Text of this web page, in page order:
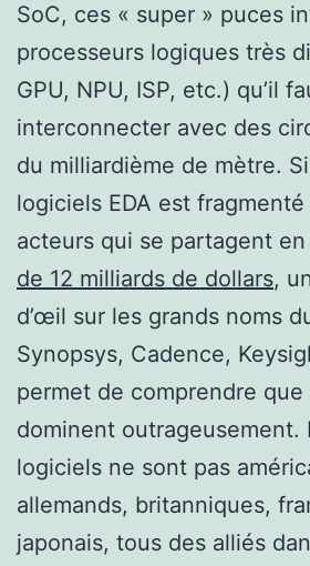
SoC, ces « super » puces
processeurs logiques très
GPU, NPU, ISP, etc.) qu’il
interconnecter avec des
du milliardième de mètre.
logiciels EDA est
acteurs qui se partagent
de 12 milliards de dollars,
d’œil sur les grands noms
Synopsys, Cadence,
permet de comprendre que
dominent outrageusement.
logiciels ne sont pas
allemands, britanniques,
japonais, tous des alliés